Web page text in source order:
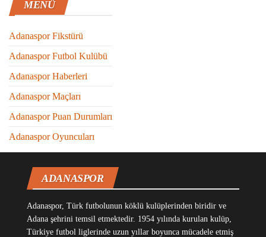
MENÜ
Adanaspor Fikstürü
Adanaspor Futbol Kulübü
Adanaspor Haberleri
Adanaspor Maçları
Adanaspor Puan Durumları
Adanaspor Oyuncuları
ADANASPOR
Adanaspor, Türk futbolunun köklü kulüplerinden biridir ve
Adana şehrini temsil etmektedir. 1954 yılında kurulan kulüp,
Türkiye futbol liglerinde uzun yıllar boyunca mücadele etmiş